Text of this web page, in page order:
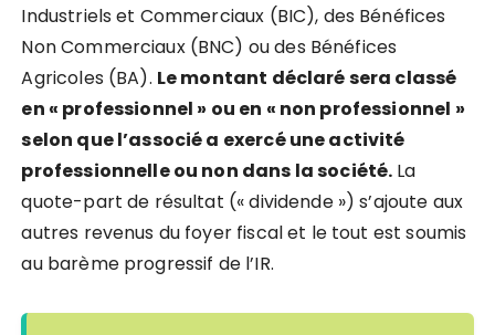
Industriels et Commerciaux (BIC), des Bénéfices
Non Commerciaux (BNC) ou des Bénéfices
Agricoles (BA). Le montant déclaré sera classé
en « professionnel » ou en « non professionnel »
selon que l’associé a exercé une activité
professionnelle ou non dans la société. La
quote-part de résultat (« dividende ») s’ajoute aux
autres revenus du foyer fiscal et le tout est soumis
au barème progressif de l’IR.